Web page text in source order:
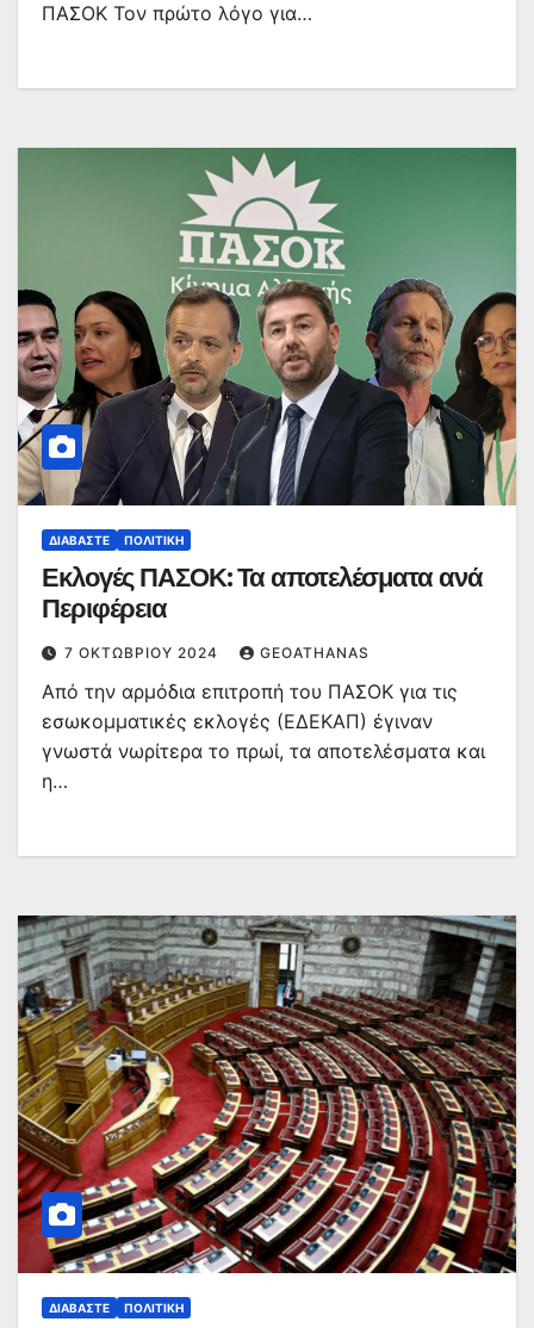
ΠΑΣΟΚ Τον πρώτο λόγο για…
ΔΙΑΒΆΣΤΕ ΠΟΛΙΤΙΚΉ
Εκλογές ΠΑΣΟΚ: Τα αποτελέσματα ανά
Περιφέρεια
7 ΟΚΤΩΒΡΊΟΥ 2024 GEOATHANAS
Από την αρμόδια επιτροπή του ΠΑΣΟΚ για τις
εσωκομματικές εκλογές (ΕΔΕΚΑΠ) έγιναν
γνωστά νωρίτερα το πρωί, τα αποτελέσματα και
η…
ΔΙΑΒΆΣΤΕ ΠΟΛΙΤΙΚΉ